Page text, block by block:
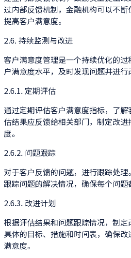
过内部反馈机制，金融机构可以不
提高客户满意度。
2.6. 持续监测与改进
客户满意度管理是一个持续优化的
户满意度水平，及时发现问题并进行
2.6.1. 定期评估
通过定期评估客户满意度指标，了
估结果应反馈给相关部门，制定改
度。
2.6.2. 问题跟踪
对于客户反馈的问题，进行跟踪处
跟踪问题的解决情况，确保每个问题
2.6.3. 改进计划
根据评估结果和问题跟踪情况，制
具体的目标、措施和时间表，确保
满意度。